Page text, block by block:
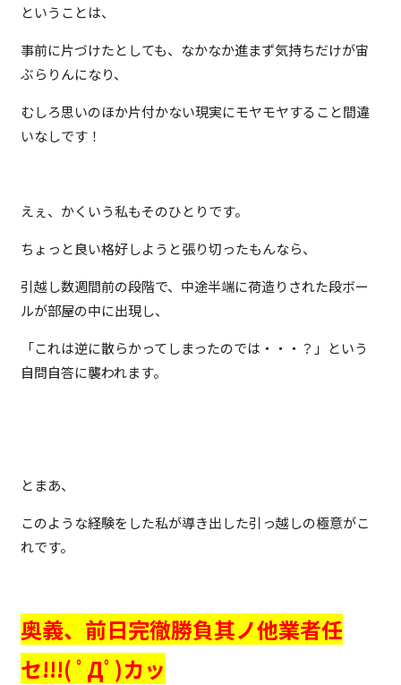
ということは、
事前に片づけたとしても、なかなか進まず気持ちだけが宙
ぶらりんになり、
むしろ思いのほか片付かない現実にモヤモヤすること間違
いなしです！
えぇ、かくいう私もそのひとりです。
ちょっと良い格好しようと張り切ったもんなら、
引越し数週間前の段階で、中途半端に荷造りされた段ボー
ルが部屋の中に出現し、
「これは逆に散らかってしまったのでは・・・？」という
自問自答に襲われます。
とまあ、
このような経験をした私が導き出した引っ越しの極意がこ
れです。
奥義、前日完徹勝負其ノ他業者任
セ!!!( ﾟДﾟ)カッ